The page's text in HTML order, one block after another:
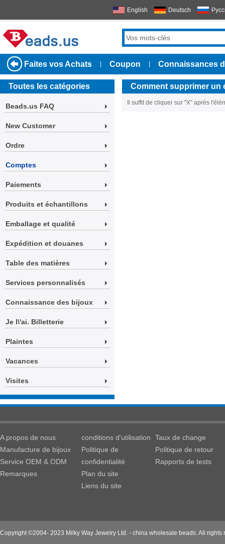
English Deutsch
Faites vos Achats Coupon Connaissances
Toutes les catégories
Beads.us FAQ
New Customer
Ordre
Comptes
Paiements
Produits et échantillons
Emballage et qualité
Expédition et douanes
Table des matières
Services personnalisés
Connaissance des bijoux
Je l\'ai. Billetterie
Plaintes
Vacances
Visites
Comment supprimer un
Il suffit de cliquer sur "X" après
A propos de nous
Manufacture de bijoux
Service OEM & ODM
Remarques
conditions d'utilisation
Politique de
confidentialité
Plan du site
Liens du site
Taux de change
Politique de retour
Rapports de tests
Copyright ©2004- 2023 Milky Way Jewelry Ltd. - china wholesale beads. All rights